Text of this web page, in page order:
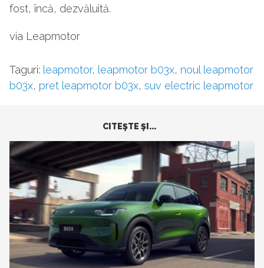
fost, încă, dezvăluită.
via Leapmotor
Taguri: leapmotor, leapmotor b03x, noul leapmotor
b03x, pret leapmotor b03x, suv electric leapmotor
CITEŞTE ŞI...